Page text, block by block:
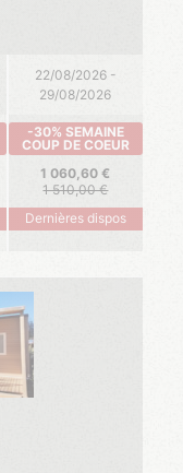
22/08/2026 -
29/08/2026
-30% SEMAINE
COUP DE COEUR
1 060,60
1 510,00
Dernières dispos